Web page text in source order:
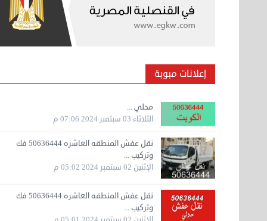
إعلانات مبوبة
محلي ...
الأربعاء 04 سبتمبر 2024 08:20 م
الثلاثاء 03 سبتمبر 2024 07:06 م
وتركيب ...
الإثنين 02 سبتمبر 2024 05:02 م
نقل عفش المنطقه العاشره 50636444 فك
وتركيب ...
الإثنين 02 سبتمبر 2024 05:01 م
نقل عفش الكويت 50636444 فك وتركيب ايكيا
محلي ...
الأحد 01 سبتمبر 2024 02:03 م